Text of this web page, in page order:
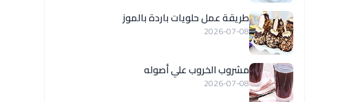
طريقة عمل حلويات باردة بالموز
2026-07-08
مشروب الخروب علي أصوله
2026-07-08